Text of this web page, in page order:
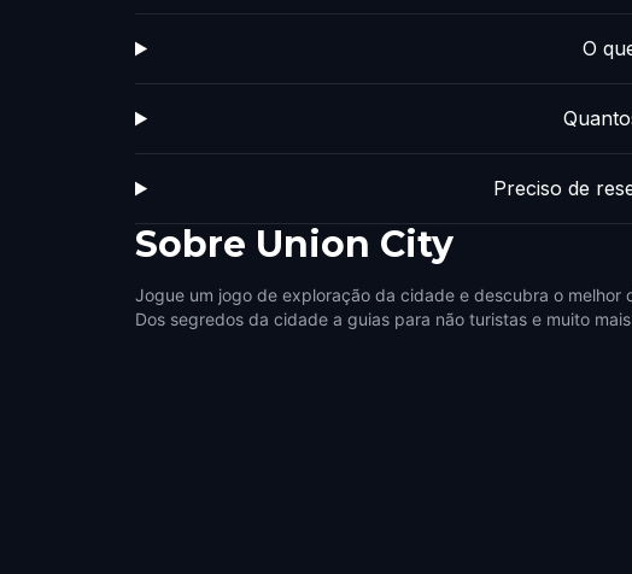
O
Preciso de
Sobre Union City
Jogue um jogo de exploração da cidade e descubra o melhor
Dos segredos da cidade a guias para não turistas e muito